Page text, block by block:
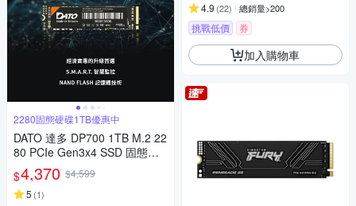
2280固態硬碟1TB優惠中
DATO 達多 DP700 1TB M.2 22
80 PCIe Gen3x4 SSD 固態硬
碟(最高達讀:2500MB/s 寫:170
0MB/s)
$4,370 $4,599
5 (1)
4.9 (22) 總銷量>200
挑戰低價 券
加入購物車